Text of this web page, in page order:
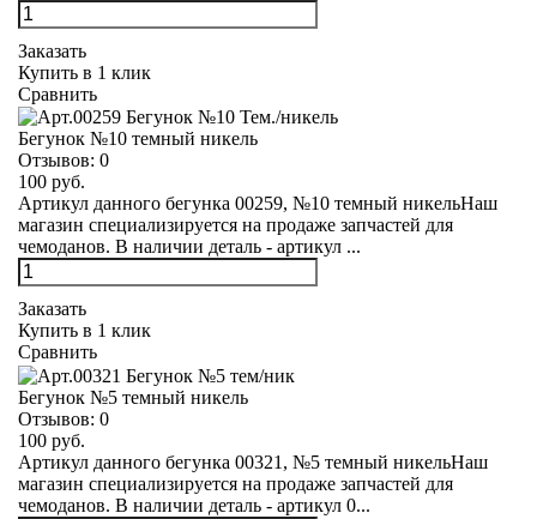
Заказать
Купить в 1 клик
Сравнить
Бегунок №10 темный никель
Отзывов: 0
100 руб.
Артикул данного бегунка 00259, №10 темный никельНаш
магазин специализируется на продаже запчастей для
чемоданов. В наличии деталь - артикул ...
Заказать
Купить в 1 клик
Сравнить
Бегунок №5 темный никель
Отзывов: 0
100 руб.
Артикул данного бегунка 00321, №5 темный никельНаш
магазин специализируется на продаже запчастей для
чемоданов. В наличии деталь - артикул 0...